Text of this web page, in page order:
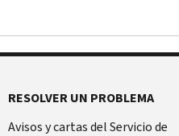
RESOLVER UN PROBLEMA
Avisos y cartas del Servicio de